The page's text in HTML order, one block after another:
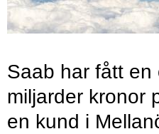
Saab har fått en
miljarder kronor
en kund i